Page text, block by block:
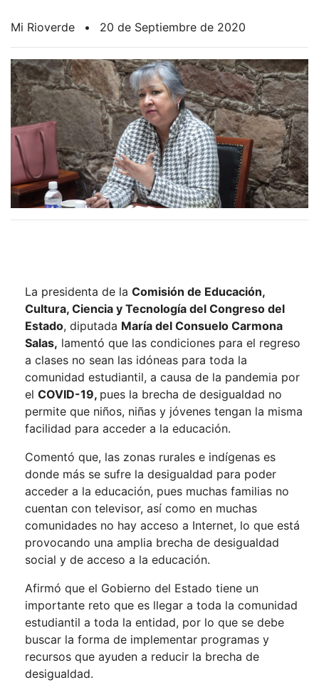
Mi Rioverde • 20 de Septiembre de 2020
La presidenta de la Comisión de Educación,
Cultura, Ciencia y Tecnología del Congreso del
Estado, diputada María del Consuelo Carmona
Salas, lamentó que las condiciones para el regreso
a clases no sean las idóneas para toda la
comunidad estudiantil, a causa de la pandemia por
el COVID-19, pues la brecha de desigualdad no
permite que niños, niñas y jóvenes tengan la misma
facilidad para acceder a la educación.
Comentó que, las zonas rurales e indígenas es
donde más se sufre la desigualdad para poder
acceder a la educación, pues muchas familias no
cuentan con televisor, así como en muchas
comunidades no hay acceso a Internet, lo que está
provocando una amplia brecha de desigualdad
social y de acceso a la educación.
Afirmó que el Gobierno del Estado tiene un
importante reto que es llegar a toda la comunidad
estudiantil a toda la entidad, por lo que se debe
buscar la forma de implementar programas y
recursos que ayuden a reducir la brecha de
desigualdad.